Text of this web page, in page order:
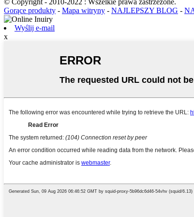
Gorące produkty - Mapa witryny - NAJLEPSZY BLOG -
Wyślij e-mail
x